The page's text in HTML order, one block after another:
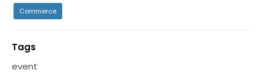
Commerce
Tags
event